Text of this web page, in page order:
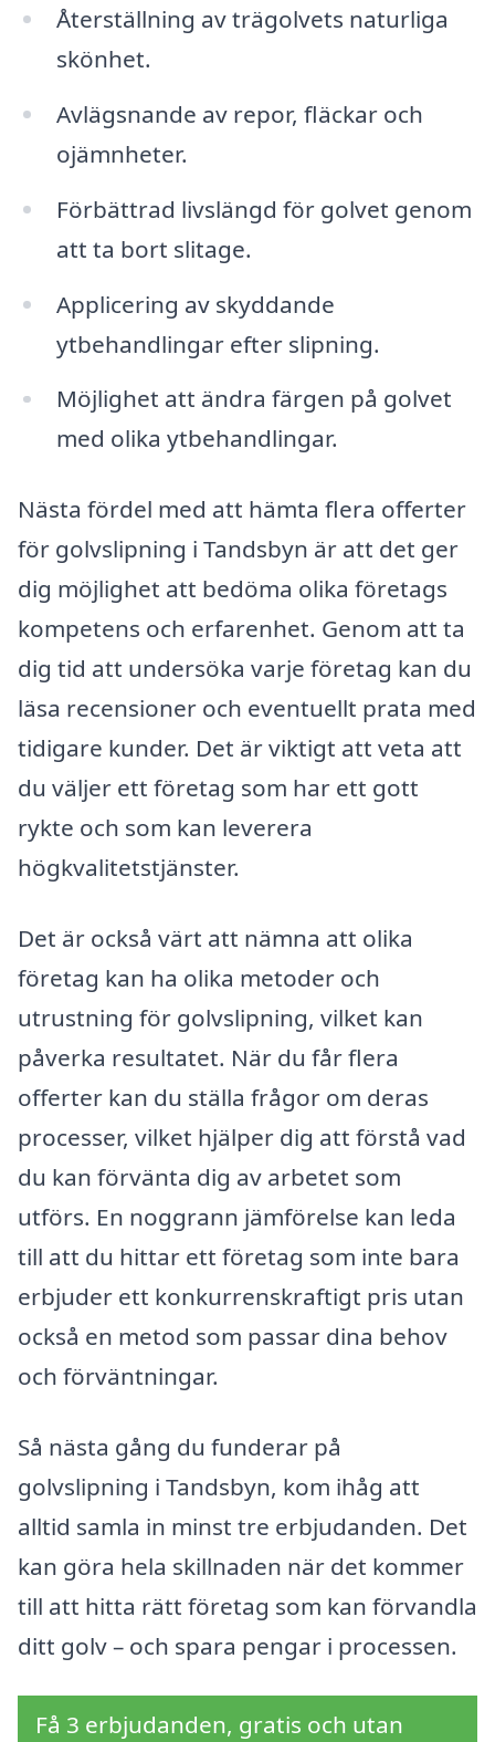
Återställning av trägolvets naturliga
skönhet.
Avlägsnande av repor, fläckar och
ojämnheter.
Förbättrad livslängd för golvet genom
att ta bort slitage.
Applicering av skyddande
ytbehandlingar efter slipning.
Möjlighet att ändra färgen på golvet
med olika ytbehandlingar.
Nästa fördel med att hämta flera offerter
för golvslipning i Tandsbyn är att det ger
dig möjlighet att bedöma olika företags
kompetens och erfarenhet. Genom att ta
dig tid att undersöka varje företag kan du
läsa recensioner och eventuellt prata med
tidigare kunder. Det är viktigt att veta att
du väljer ett företag som har ett gott
rykte och som kan leverera
högkvalitetstjänster.
Det är också värt att nämna att olika
företag kan ha olika metoder och
utrustning för golvslipning, vilket kan
påverka resultatet. När du får flera
offerter kan du ställa frågor om deras
processer, vilket hjälper dig att förstå vad
du kan förvänta dig av arbetet som
utförs. En noggrann jämförelse kan leda
till att du hittar ett företag som inte bara
erbjuder ett konkurrenskraftigt pris utan
också en metod som passar dina behov
och förväntningar.
Så nästa gång du funderar på
golvslipning i Tandsbyn, kom ihåg att
alltid samla in minst tre erbjudanden. Det
kan göra hela skillnaden när det kommer
till att hitta rätt företag som kan förvandla
ditt golv – och spara pengar i processen.
Få 3 erbjudanden, gratis och utan